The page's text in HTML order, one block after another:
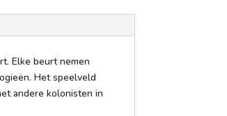
Elke beurt nemen
Het speelveld
andere kolonisten in